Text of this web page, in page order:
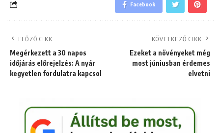
Facebook
ELŐZŐ CIKK
Megérkezett a 30 napos
időjárás előrejelzés: A nyár
kegyetlen fordulatra kapcsol
KÖVETKEZŐ CIKK
Ezeket a növényeket még
most júniusban érdemes
elvetni